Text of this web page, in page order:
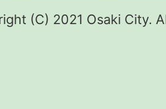
(C) 2021 Osaki City.